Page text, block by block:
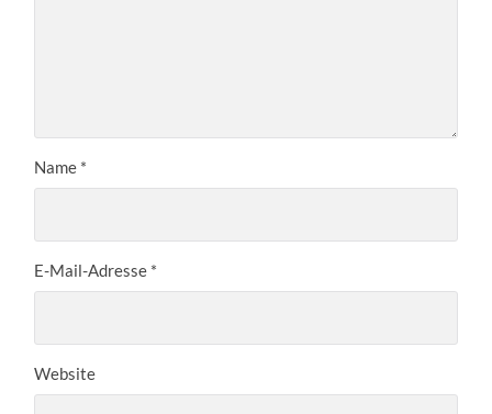
Name *
E-Mail-Adresse *
Website